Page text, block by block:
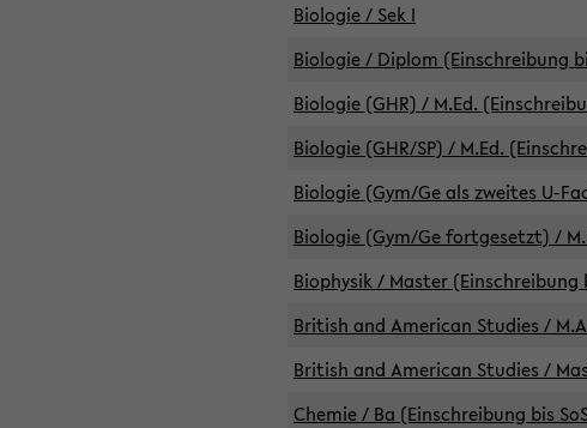
Biologie / Sek I
Biologie / Diplom (Einschreibung
Biologie (GHR) / M.Ed.
Biologie (GHR/SP) / M.Ed.
Biologie (Gym/Ge als zweites U-
Biologie (Gym/Ge fortgesetzt) /
Biophysik / Master (Einschreibung
British and American Studies /
British and American Studies /
Chemie / Ba (Einschreibung bis